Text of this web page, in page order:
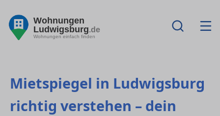
Wohnungen
Ludwigsburg.de
Wohnungen einfach finden
Mietspiegel in Ludwigsburg
richtig verstehen – dein